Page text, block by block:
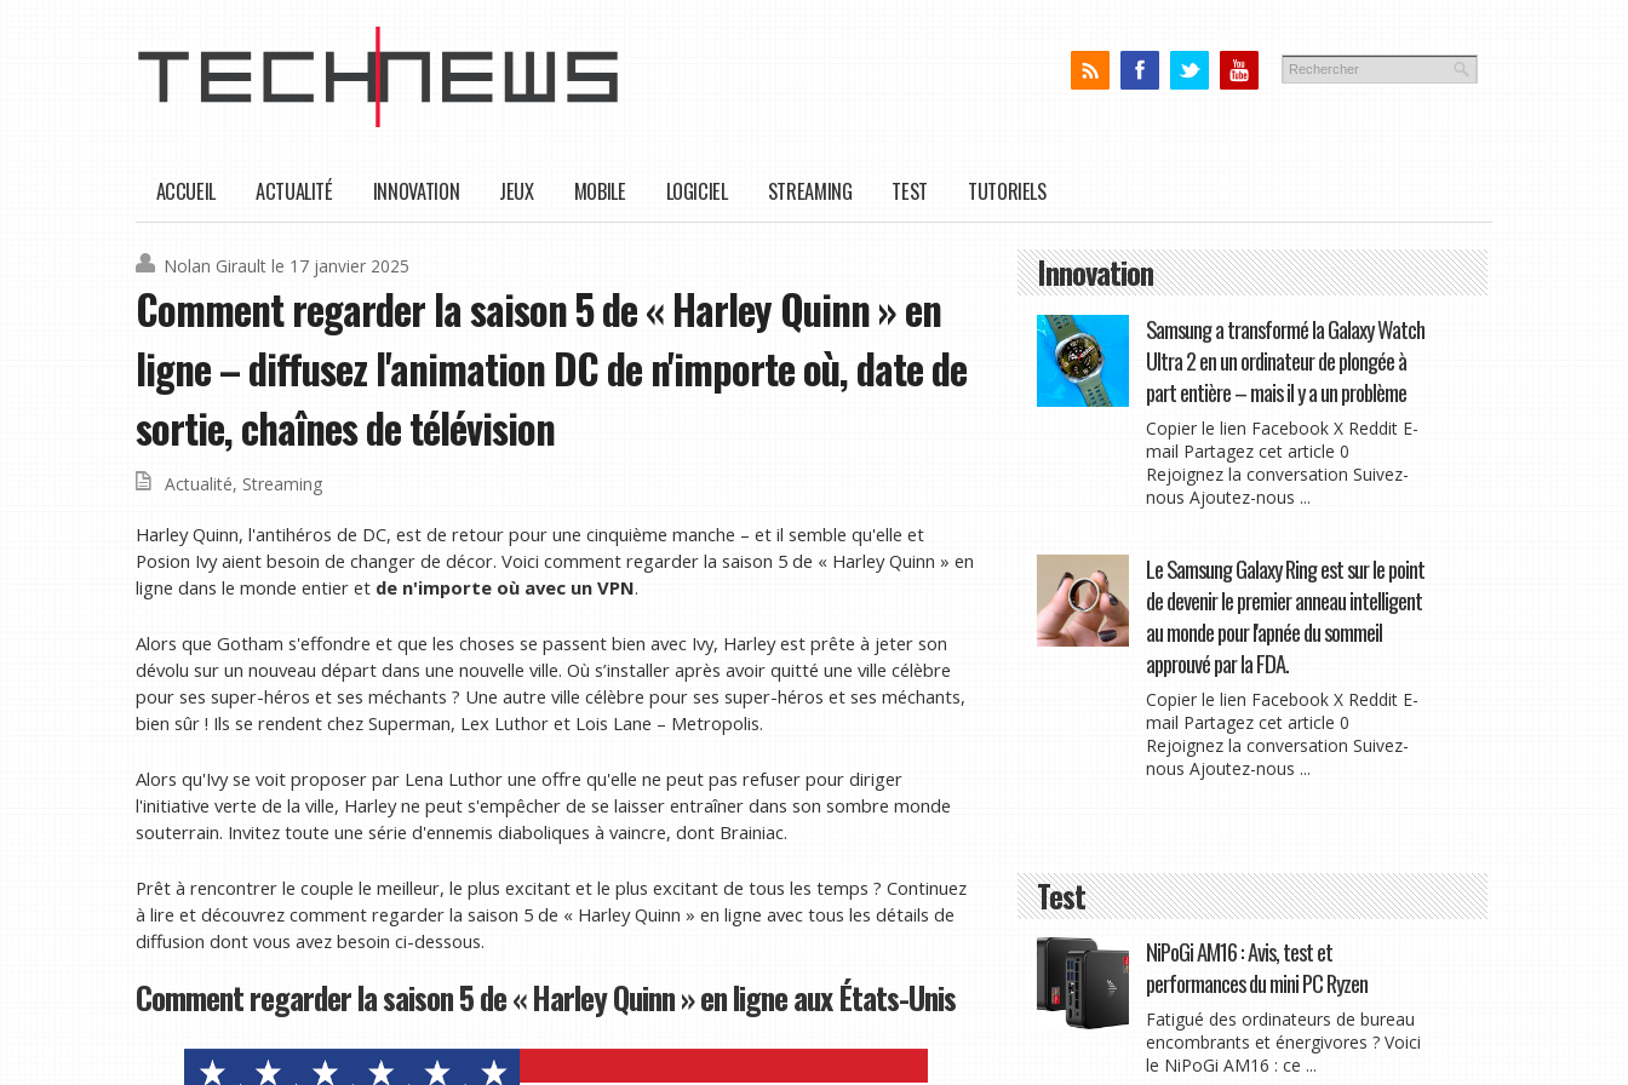
ACCUEIL ACTUALITÉ INNOVATION JEUX MOBILE LOGICIEL STREAMING TEST TUTORIELS
Nolan Girault le 17 janvier 2025
Comment regarder la saison 5 de « Harley Quinn » en
ligne – diffusez l'animation DC de n'importe où, date de
sortie, chaînes de télévision
Actualité, Streaming
Harley Quinn, l'antihéros de DC, est de retour pour une cinquième manche – et il semble qu'elle et
Posion Ivy aient besoin de changer de décor. Voici comment regarder la saison 5 de « Harley Quinn » en
ligne dans le monde entier et de n'importe où avec un VPN.
Alors que Gotham s'effondre et que les choses se passent bien avec Ivy, Harley est prête à jeter son
dévolu sur un nouveau départ dans une nouvelle ville. Où s’installer après avoir quitté une ville célèbre
pour ses super-héros et ses méchants ? Une autre ville célèbre pour ses super-héros et ses méchants,
bien sûr ! Ils se rendent chez Superman, Lex Luthor et Lois Lane – Metropolis.
Alors qu'Ivy se voit proposer par Lena Luthor une offre qu'elle ne peut pas refuser pour diriger
l'initiative verte de la ville, Harley ne peut s'empêcher de se laisser entraîner dans son sombre monde
souterrain. Invitez toute une série d'ennemis diaboliques à vaincre, dont Brainiac.
Prêt à rencontrer le couple le meilleur, le plus excitant et le plus excitant de tous les temps ? Continuez
à lire et découvrez comment regarder la saison 5 de « Harley Quinn » en ligne avec tous les détails de
diffusion dont vous avez besoin ci-dessous.
Comment regarder la saison 5 de « Harley Quinn » en ligne aux États-Unis
Innovation
Samsung a transformé la Galaxy Watch
Ultra 2 en un ordinateur de plongée à
part entière – mais il y a un problème
Copier le lien Facebook X Reddit E-
mail Partagez cet article 0
Rejoignez la conversation Suivez-
nous Ajoutez-nous ...
Le Samsung Galaxy Ring est sur le point
de devenir le premier anneau intelligent
au monde pour l'apnée du sommeil
approuvé par la FDA.
Copier le lien Facebook X Reddit E-
mail Partagez cet article 0
Rejoignez la conversation Suivez-
nous Ajoutez-nous ...
Test
NiPoGi AM16 : Avis, test et
performances du mini PC Ryzen
Fatigué des ordinateurs de bureau
encombrants et énergivores ? Voici
le NiPoGi AM16 : ce ...